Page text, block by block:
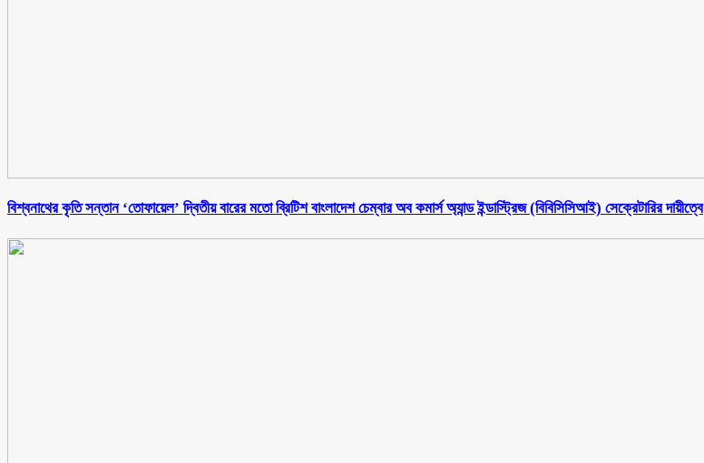
বিশ্বনাথের কৃতি সন্তান ‘তোফায়েল’ দ্বিতীয় বারের মতো ব্রিটিশ বাংলাদেশ চেম্বার অব কমার্স অ্যান্ড ইন্ডাস্ট্রিজ (বিবিসিসিআই) সেক্রেটারির দায়ীত্বে